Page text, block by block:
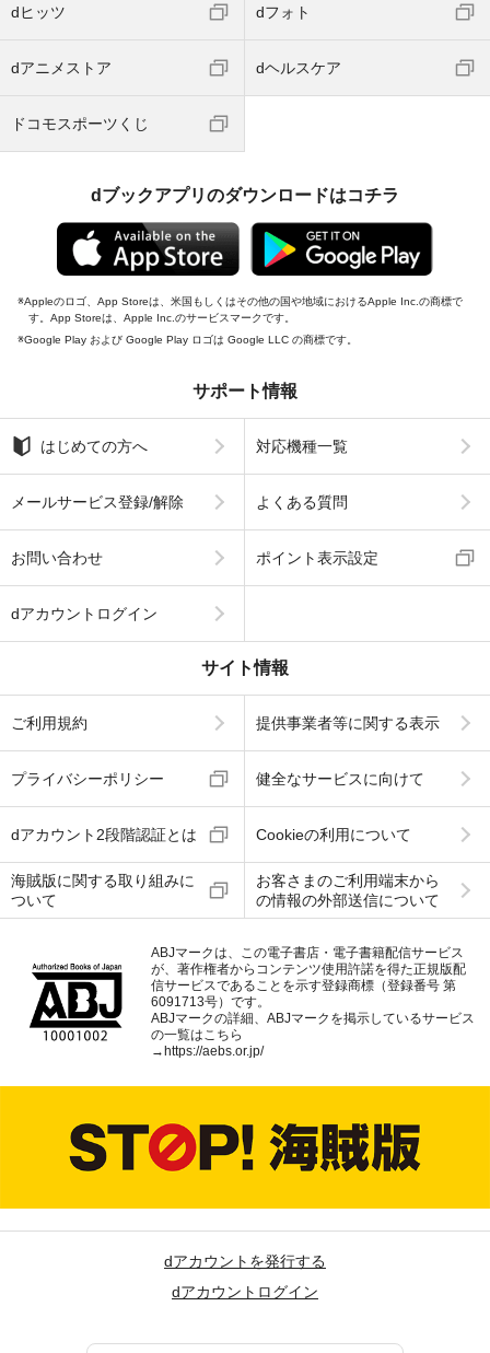
dヒッツ dフォト
dアニメストア dヘルスケア
ドコモスポーツくじ
dブックアプリのダウンロードはコチラ
Appleのロゴ、App Storeは、米国もしくはその他の国や地域におけるApple Inc.の商標で
す。App Storeは、Apple Inc.のサービスマークです。
Google Play および Google Play ロゴは Google LLC の商標です。
サポート情報
はじめての方へ 対応機種一覧
メールサービス登録/解除 よくある質問
お問い合わせ ポイント表示設定
dアカウントログイン
サイト情報
ご利用規約 提供事業者等に関する表示
プライバシーポリシー 健全なサービスに向けて
dアカウント2段階認証とは Cookieの利用について
海賊版に関する取り組みに
ついて
お客さまのご利用端末から
の情報の外部送信について
ABJマークは、この電子書店・電子書籍配信サービス
が、著作権者からコンテンツ使用許諾を得た正規版配
信サービスであることを示す登録商標（登録番号 第
6091713号）です。
ABJマークの詳細、ABJマークを掲示しているサービス
の一覧はこちら
→ https://aebs.or.jp/
dアカウントを発行する
dアカウントログイン